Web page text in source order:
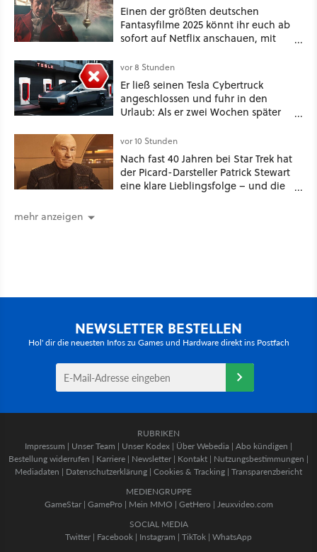
Einen der größten deutschen
Fantasyfilme 2025 könnt ihr euch ab
sofort auf Netflix anschauen, mit
vor 8 Stunden
Er ließ seinen Tesla Cybertruck
angeschlossen und fuhr in den
Urlaub: Als er zwei Wochen später
mehr an [Best of GameStar]
vor 10 Stunden
Nach fast 40 Jahren bei Star Trek hat
der Picard-Darsteller Patrick Stewart
eine klare Lieblingsfolge – und die
mehr anzeigen
NEWSLETTER BESTELLEN
Hol' dir die neuesten Infos zu Games und Hardware direkt ins Postfach
RUBRIKEN
Impressum | Unser Team | Unser Kodex | Über Webedia | Abo kündigen |
Bestellung widerrufen | Karriere | Newsletter | Kontakt | Nutzungsbestimmungen |
Mediadaten | Datenschutzerklärung | Cookies & Tracking | Transparenzbericht
MEDIENGRUPPE
GameStar| GamePro | Mein MMO | GetHero | Jeuxvideo.com
SOCIAL MEDIA
Twitter | Facebook | Instagram | TikTok | WhatsApp